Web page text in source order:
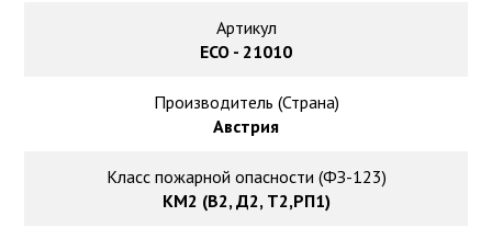
Ковролин оптом
Ковролин под теплый пол
Артикул
ECO - 21010
Производитель (Страна)
Австрия
Класс пожарной опасности (ФЗ-123)
КМ2 (В2, Д2, Т2,РП1)